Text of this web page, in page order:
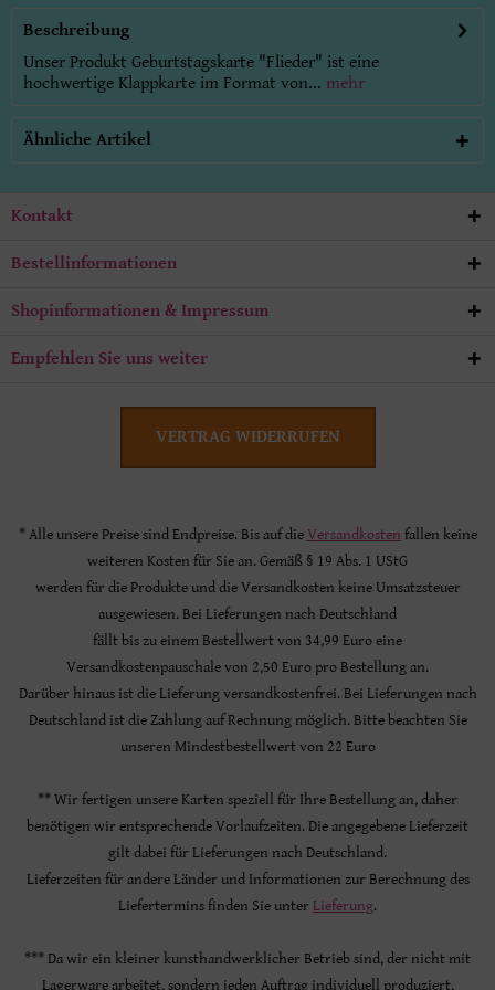
Beschreibung
Unser Produkt Geburtstagskarte "Flieder" ist eine
hochwertige Klappkarte im Format von... mehr
Ähnliche Artikel
Kontakt
Bestellinformationen
Shopinformationen & Impressum
Empfehlen Sie uns weiter
VERTRAG WIDERRUFEN
* Alle unsere Preise sind Endpreise. Bis auf die Versandkosten fallen keine
weiteren Kosten für Sie an. Gemäß § 19 Abs. 1 UStG
werden für die Produkte und die Versandkosten keine Umsatzsteuer
ausgewiesen. Bei Lieferungen nach Deutschland
fällt bis zu einem Bestellwert von 34,99 Euro eine
Versandkostenpauschale von 2,50 Euro pro Bestellung an.
Darüber hinaus ist die Lieferung versandkostenfrei. Bei Lieferungen nach
Deutschland ist die Zahlung auf Rechnung möglich. Bitte beachten Sie
unseren Mindestbestellwert von 22 Euro
** Wir fertigen unsere Karten speziell für Ihre Bestellung an, daher
benötigen wir entsprechende Vorlaufzeiten. Die angegebene Lieferzeit
gilt dabei für Lieferungen nach Deutschland.
Lieferzeiten für andere Länder und Informationen zur Berechnung des
Liefertermins finden Sie unter Lieferung.
*** Da wir ein kleiner kunsthandwerklicher Betrieb sind, der nicht mit
Lagerware arbeitet, sondern jeden Auftrag individuell produziert,